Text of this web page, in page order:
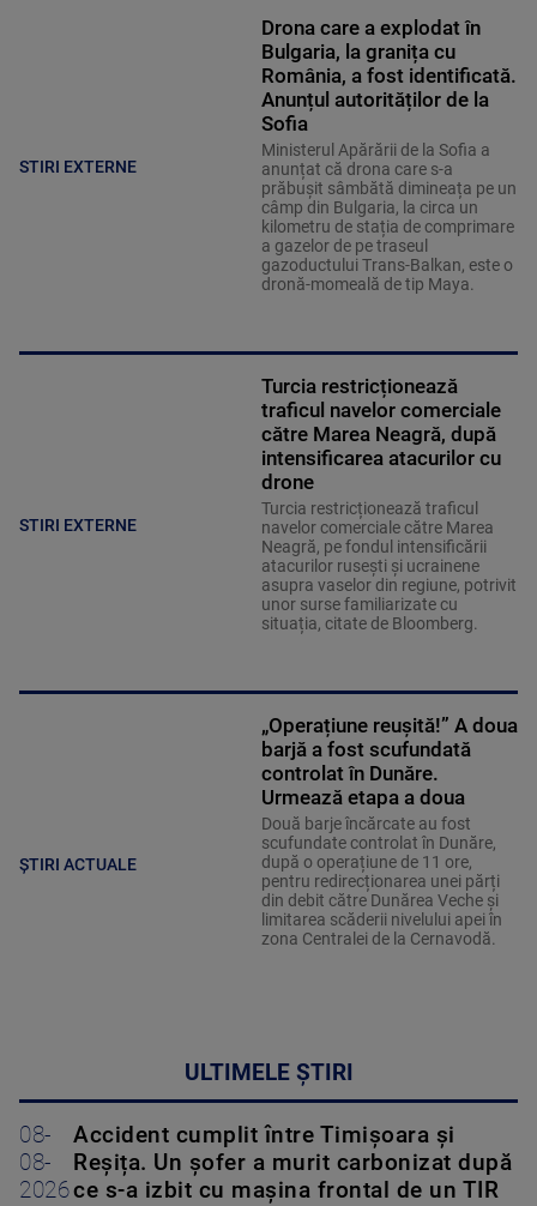
STIRI EXTERNE
Drona care a explodat în
Bulgaria, la granița cu
România, a fost identificată.
Anunțul autorităților de la
Sofia
Ministerul Apărării de la Sofia a
anunțat că drona care s-a
prăbușit sâmbătă dimineața pe un
câmp din Bulgaria, la circa un
kilometru de stația de comprimare
a gazelor de pe traseul
gazoductului Trans-Balkan, este o
dronă-momeală de tip Maya.
STIRI EXTERNE
Turcia restricționează
traficul navelor comerciale
către Marea Neagră, după
intensificarea atacurilor cu
drone
Turcia restricționează traficul
navelor comerciale către Marea
Neagră, pe fondul intensificării
atacurilor rusești și ucrainene
asupra vaselor din regiune, potrivit
unor surse familiarizate cu
situația, citate de Bloomberg.
ȘTIRI ACTUALE
„Operațiune reușită!” A doua
barjă a fost scufundată
controlat în Dunăre.
Urmează etapa a doua
Două barje încărcate au fost
scufundate controlat în Dunăre,
după o operațiune de 11 ore,
pentru redirecționarea unei părți
din debit către Dunărea Veche și
limitarea scăderii nivelului apei în
zona Centralei de la Cernavodă.
ULTIMELE ȘTIRI
08-
08-
2026
Accident cumplit între Timișoara și
Reșița. Un șofer a murit carbonizat după
ce s-a izbit cu mașina frontal de un TIR